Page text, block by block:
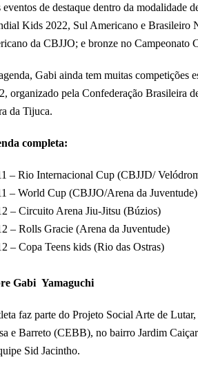
eventos de destaque dentro da modalidade
Kids 2022, Sul Americano e Brasileiro
da CBJJO; e bronze no Campeonato
Gabi ainda tem muitas competições
organizado pela Confederação Brasileira
da Tijuca.
completa:
– Rio Internacional Cup (CBJJD/
– World Cup (CBJJO/Arena da Juventude)
– Circuito Arena Jiu-Jitsu (Búzios)
– Rolls Gracie (Arena da Juventude)
– Copa Teens kids (Rio das Ostras)
Gabi Yamaguchi
faz parte do Projeto Social Arte de
e Barreto (CEBB), no bairro Jardim
Sid Jacintho.